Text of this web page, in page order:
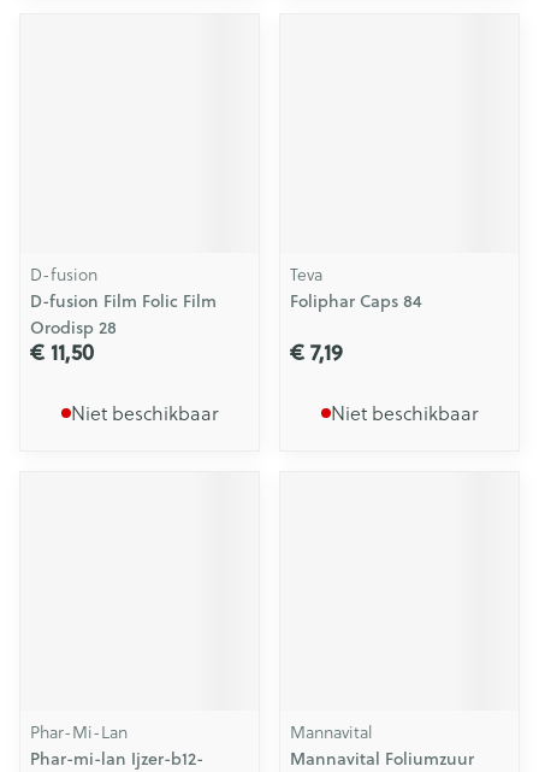
D-fusion
D-fusion Film Folic Film
Orodisp 28
€ 11,50
Niet beschikbaar
Teva
Foliphar Caps 84
€ 7,19
Niet beschikbaar
Phar-Mi-Lan
Phar-mi-lan Ijzer-b12-
Mannavital
Mannavital Foliumzuur